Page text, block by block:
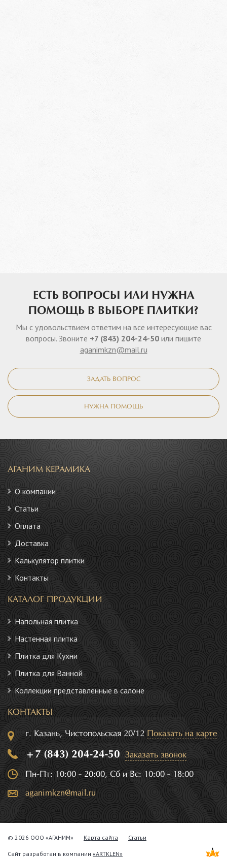
ЕСТЬ ВОПРОСЫ ИЛИ НУЖНА
ПОМОЩЬ В ВЫБОРЕ ПЛИТКИ?
Мы с удовольствием ответим на все интересующие вас
вопросы. Звоните +7 (843) 204-24-50 или пишите
aganimkzn@mail.ru
ЗАДАТЬ ВОПРОС
НУЖНА ПОМОЩЬ
АГАНИМ КЕРАМИКА
О компании
Статьи
Оплата
Доставка
Калькулятор плитки
Контакты
КАТАЛОГ ПРОДУКЦИИ
Напольная плитка
Настенная плитка
Плитка для Кухни
Плитка для Ванной
Коллекции представленные в салоне
КОНТАКТЫ
г. Казань, Чистопольская 20/12 Показать на карте
+7 (843) 204-24-50 Заказать звонок
Пн-Пт: 10:00 - 20:00, Сб и Вс: 10:00 - 18:00
aganimkzn@mail.ru
© 2026 ООО «АГАНИМ» Карта сайта Статьи
Сайт разработан в компании «ARTKLEN»